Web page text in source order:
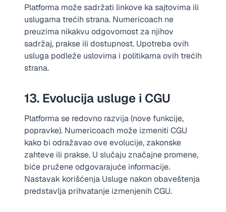
Platforma može sadržati linkove ka sajtovima ili
uslugama trećih strana. Numericoach ne
preuzima nikakvu odgovornost za njihov
sadržaj, prakse ili dostupnost. Upotreba ovih
usluga podleže uslovima i politikama ovih trećih
strana.
13. Evolucija usluge i CGU
Platforma se redovno razvija (nove funkcije,
popravke). Numericoach može izmeniti CGU
kako bi odražavao ove evolucije, zakonske
zahteve ili prakse. U slučaju značajne promene,
biće pružene odgovarajuće informacije.
Nastavak korišćenja Usluge nakon obaveštenja
predstavlja prihvatanje izmenjenih CGU.